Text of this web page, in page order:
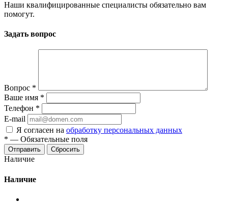
Наши квалифицированные специалисты обязательно вам
помогут.
Задать вопрос
Вопрос *
Ваше имя *
Телефон *
E-mail
Я согласен на обработку персональных данных
* — Обязательные поля
Сбросить
Наличие
Наличие